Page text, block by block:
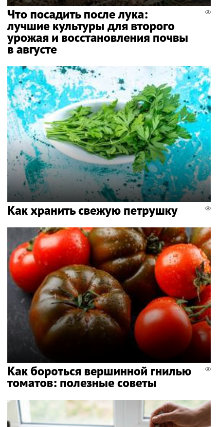
Что посадить после лука:
лучшие культуры для второго
урожая и восстановления почвы
в августе
Как хранить свежую петрушку
Как бороться вершинной гнилью
томатов: полезные советы